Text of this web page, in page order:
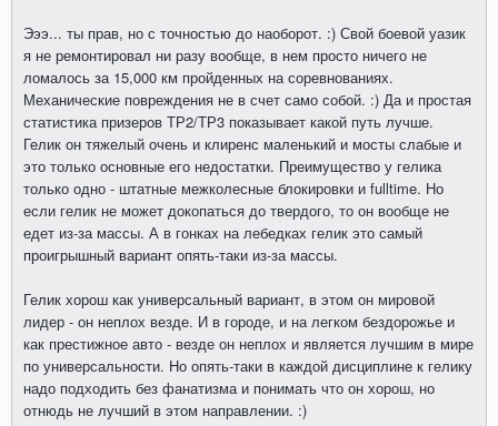
Эээ... ты прав, но с точностью до наоборот. :) Свой боевой уазик
я не ремонтировал ни разу вообще, в нем просто ничего не
ломалось за 15,000 км пройденных на соревнованиях.
Механические повреждения не в счет само собой. :) Да и простая
статистика призеров ТР2/ТР3 показывает какой путь лучше.
Гелик он тяжелый очень и клиренс маленький и мосты слабые и
это только основные его недостатки. Преимущество у гелика
только одно - штатные межколесные блокировки и fulltime. Но
если гелик не может докопаться до твердого, то он вообще не
едет из-за массы. А в гонках на лебедках гелик это самый
проигрышный вариант опять-таки из-за массы.
Гелик хорош как универсальный вариант, в этом он мировой
лидер - он неплох везде. И в городе, и на легком бездорожье и
как престижное авто - везде он неплох и является лучшим в мире
по универсальности. Но опять-таки в каждой дисциплине к гелику
надо подходить без фанатизма и понимать что он хорош, но
отнюдь не лучший в этом направлении. :)